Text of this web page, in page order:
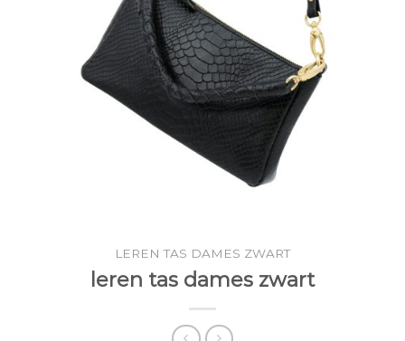
LEREN TAS DAMES ZWART
leren tas dames zwart